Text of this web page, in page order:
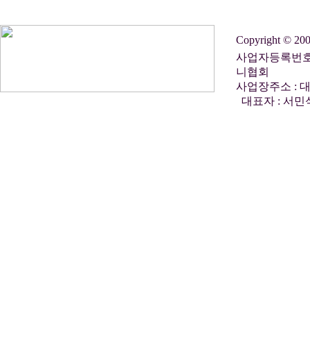
Copyright ©
사업자등록번
니협회
사업장주소 :
대표자 : 서민